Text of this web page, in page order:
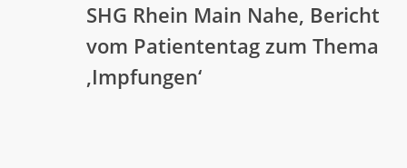
Thema
‚Impfungen‘
SHG Rhein Main Nahe, Bericht
vom Patiententag zum Thema
‚Impfungen‘